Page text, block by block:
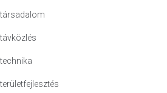
társadalom
távközlés
technika
területfejlesztés